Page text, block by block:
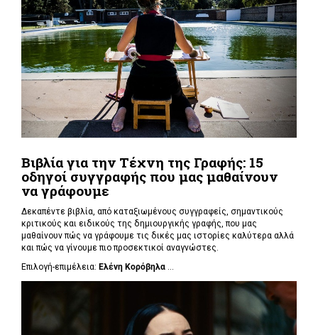
Βιβλία για την Τέχνη της Γραφής: 15
οδηγοί συγγραφής που μας μαθαίνουν
να γράφουμε
Δεκαπέντε βιβλία, από καταξιωμένους συγγραφείς, σημαντικούς
κριτικούς και ειδικούς της δημιουργικής γραφής, που μας
μαθαίνουν πώς να γράφουμε τις δικές μας ιστορίες καλύτερα αλλά
και πώς να γίνουμε πιο προσεκτικοί αναγνώστες.
Επιλογή-επιμέλεια: Ελένη Κορόβηλα ...